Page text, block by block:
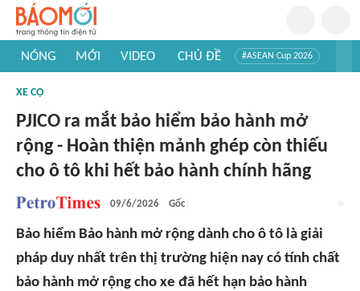
NÓNG MỚI VIDEO CHỦ ĐỀ #ASEAN Cup 2026
#Khám phá thế giới
XE CỘ
PJICO ra mắt bảo hiểm bảo hành mở
rộng - Hoàn thiện mảnh ghép còn thiếu
cho ô tô khi hết bảo hành chính hãng
09/6/2026 Gốc
Bảo hiểm Bảo hành mở rộng dành cho ô tô là giải
pháp duy nhất trên thị trường hiện nay có tính chất
bảo hành mở rộng cho xe đã hết hạn bảo hành